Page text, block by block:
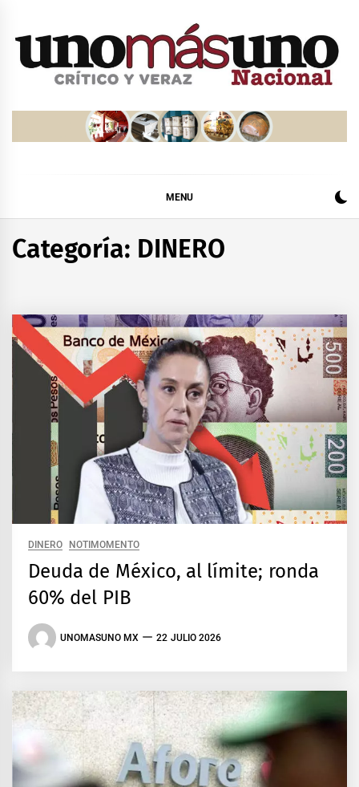
MENU
Categoría: DINERO
DINERO NOTIMOMENTO
Deuda de México, al límite; ronda
60% del PIB
UNOMASUNO MX 22 JULIO 2026